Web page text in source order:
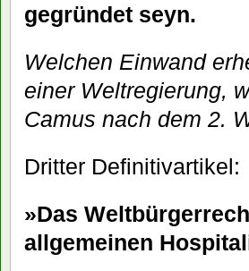
gegründet seyn.
Welchen Einwand
einer Weltregierung,
Camus nach dem 2.
Dritter Definitivartikel:
»Das
allgemeinen